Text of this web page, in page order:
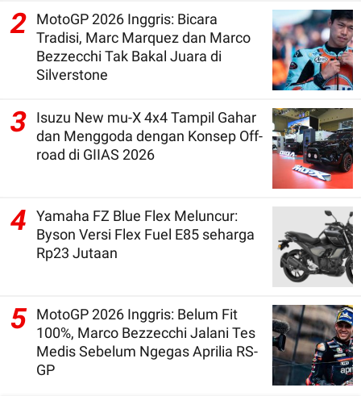
2
MotoGP 2026 Inggris: Bicara
Tradisi, Marc Marquez dan Marco
Bezzecchi Tak Bakal Juara di
Silverstone
3
Isuzu New mu-X 4x4 Tampil Gahar
dan Menggoda dengan Konsep Off-
road di GIIAS 2026
4
Yamaha FZ Blue Flex Meluncur:
Byson Versi Flex Fuel E85 seharga
Rp23 Jutaan
5 MotoGP 2026 Inggris: Belum Fit
100%, Marco Bezzecchi Jalani Tes
Medis Sebelum Ngegas Aprilia RS-
GP